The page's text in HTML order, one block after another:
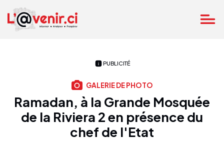
PUBLICITÉ
GALERIE DE PHOTO
Ramadan, à la Grande Mosquée
de la Riviera 2 en présence du
chef de l'Etat